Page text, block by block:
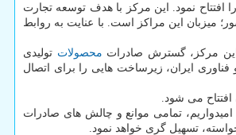
ایران در استانبول را افتتاح نمود. این مرکز با هدف توسعه تجارت
میزبان این مراکز است. با عنایت به روابط
این مرکز، گسترش صادرات محصولات تولیدی
نوآور در ایران فعالیت می نمایند. خانه نوآوری و فناوری ایران، زیرساخت هایی را برای اتصال
می شود.
تمامی موانع و چالش های صادرات
تسهیل گری خواهد نمود.